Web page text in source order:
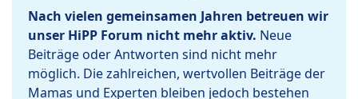
Nach vielen gemeinsamen Jahren betreuen wir
unser HiPP Forum nicht mehr aktiv. Neue
Beiträge oder Antworten sind nicht mehr
möglich. Die zahlreichen, wertvollen Beiträge der
Mamas und Experten bleiben jedoch bestehen